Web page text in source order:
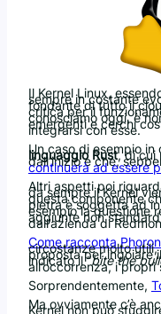
Il Kernel Linux,
sempre in costante
fondante di tutto il
critica per il
conosciamo oggi, è
emergenti e cerchi
integrarsi con esse.
Un caso di esempio in
linguaggio Rust, di cui
dall’inizio e che,
continuerà ad essere
Altri aspetti poi
da sempre il Kernel
questa componente
pietra è soggetta ad
esempio la questione
aggiunte non
dall’azienda di
Come racconta
circostanze molto
proposta per ingoiare
indicato il “bite the
all’occorrenza, i
Sorprendentemente,
Ma ovviamente c’è
Kernel non può